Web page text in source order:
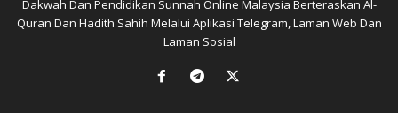
Dakwah Dan Pendidikan Sunnah Online Malaysia Berteraskan Al-
Quran Dan Hadith Sahih Melalui Aplikasi Telegram, Laman Web Dan
Laman Sosial